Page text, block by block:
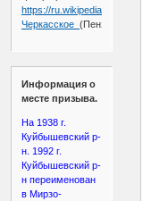
https://ru.wikipedia.org/wiki/
Черкасское_
Информация о
месте призыва.
На 1938 г.
Куйбышевский р-
н. 1992 г.
Куйбышевский р-
н переименован
в Мирзо-